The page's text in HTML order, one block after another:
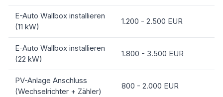
E-Auto Wallbox installieren
(11 kW)
1.200 - 2.500 EUR
E-Auto Wallbox installieren
(22 kW)
1.800 - 3.500 EUR
PV-Anlage Anschluss
(Wechselrichter + Zähler)
800 - 2.000 EUR